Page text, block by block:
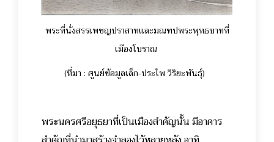
พระที่นั่งสรรเพชญปราสาทและมณฑปพระพุทธบาทที่
เมืองโบราณ
(ที่มา : ศูนย์ข้อมูลเล็ก-ประไพ วิริยะพันธุ์)
พระนครศรีอยุธยาที่เป็นเมืองสำคัญนั้น มีอาคาร